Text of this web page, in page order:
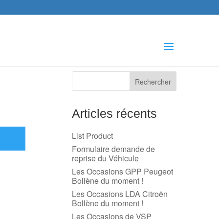
Articles récents
List Product
Formulaire demande de
reprise du Véhicule
Les Occasions GPP Peugeot
Bollène du moment !
Les Occasions LDA Citroën
Bollène du moment !
Les Occasions de VSP